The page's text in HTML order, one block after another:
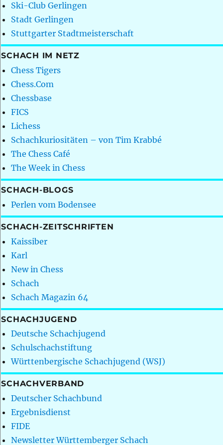
Ski-Club Gerlingen
Stadt Gerlingen
Stuttgarter Stadtmeisterschaft
SCHACH IM NETZ
Chess Tigers
Chess.Com
Chessbase
FICS
Lichess
Schachkuriositäten – von Tim Krabbé
The Chess Café
The Week in Chess
SCHACH-BLOGS
Perlen vom Bodensee
SCHACH-ZEITSCHRIFTEN
Kaissiber
Karl
New in Chess
Schach
Schach Magazin 64
SCHACHJUGEND
Deutsche Schachjugend
Schulschachstiftung
Württenbergische Schachjugend (WSJ)
SCHACHVERBAND
Deutscher Schachbund
Ergebnisdienst
FIDE
Newsletter Württemberger Schach